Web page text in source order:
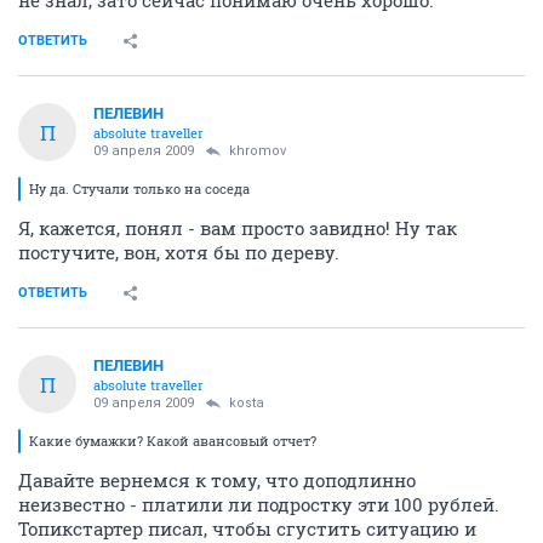
ОТВЕТИТЬ
П
ПЕЛЕВИН
absolute traveller
09 апреля 2009 khromov
Ну да. Стучали только на соседа
Я, кажется, понял - вам просто завидно! Ну так
постучите, вон, хотя бы по дереву.
ОТВЕТИТЬ
П
ПЕЛЕВИН
absolute traveller
09 апреля 2009 kosta
Какие бумажки? Какой авансовый отчет?
Давайте вернемся к тому, что доподлинно
неизвестно - платили ли подростку эти 100 рублей.
Топикстартер писал, чтобы сгустить ситуацию и